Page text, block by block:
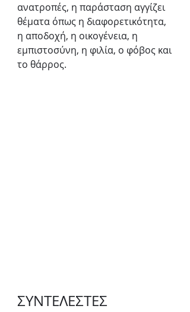
ανατροπές, η παράσταση αγγίζει
θέματα όπως η διαφορετικότητα,
η αποδοχή, η οικογένεια, η
εμπιστοσύνη, η φιλία, ο φόβος και
το θάρρος.
ΣΥΝΤΕΛΕΣΤΕΣ